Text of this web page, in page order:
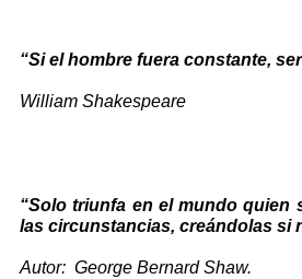
“Si el hombre fuera constante,
William Shakespeare
“Solo triunfa en el mundo quien
las circunstancias, creándolas si
Autor: George Bernard Shaw.